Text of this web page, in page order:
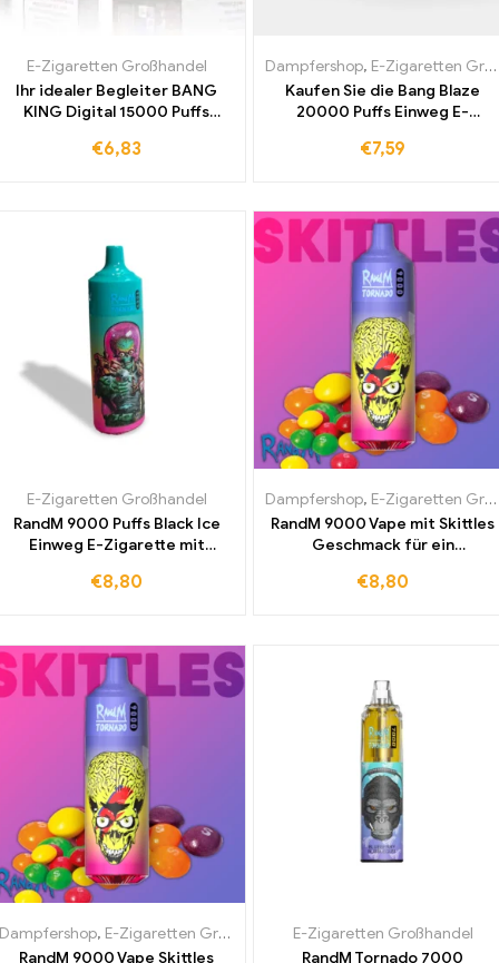
E-Zigaretten Großhandel
Ihr idealer Begleiter BANG
KING Digital 15000 Puffs
Lemonade – Leistungsstark
€6,83
Dampfershop, E-Zigaretten Großhandel
Kaufen Sie die Bang Blaze
20000 Puffs Einweg E-
Passion Fruit Pomegranate –
€7,59
E-Zigaretten Großhandel
RandM 9000 Puffs Black Ice
Einweg E-Zigarette mit
Mentholgeschmack und
€8,80
Dampfershop, E-Zigaretten Großhandel
RandM 9000 Vape mit Skittles
Geschmack für ein
€8,80
Dampfershop, E-Zigaretten Großhandel
RandM 9000 Vape Skittles
E-Zigaretten Großhandel
RandM Tornado 7000